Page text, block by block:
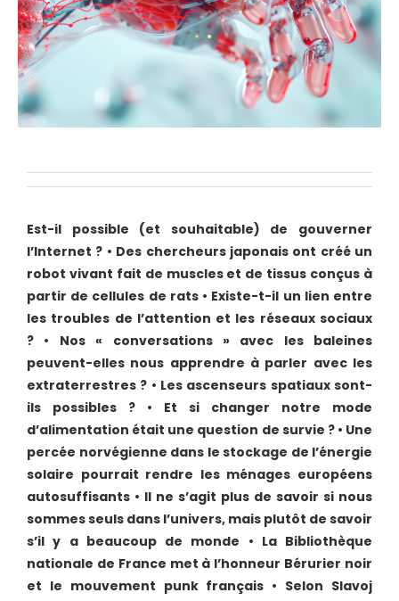
Est-il possible (et souhaitable) de gouverner
l’Internet ? • Des chercheurs japonais ont créé un
robot vivant fait de muscles et de tissus conçus à
partir de cellules de rats• Existe-t-il un lien entre
les troubles de l’attention et les réseaux sociaux
? • Nos « conversations » avec les baleines
peuvent-elles nous apprendre à parler avec les
extraterrestres ? • Les ascenseurs spatiaux sont-
ils possibles ? • Et si changer notre mode
d’alimentation était une question de survie ? • Une
percée norvégienne dans le stockage de l’énergie
solaire pourrait rendre les ménages européens
autosuffisants • Il ne s’agit plus de savoir si nous
sommes seuls dans l’univers, mais plutôt de savoir
s’il y a beaucoup de monde • La Bibliothèque
nationale de France met à l’honneur Bérurier noir
et le mouvement punk français • Selon Slavoj